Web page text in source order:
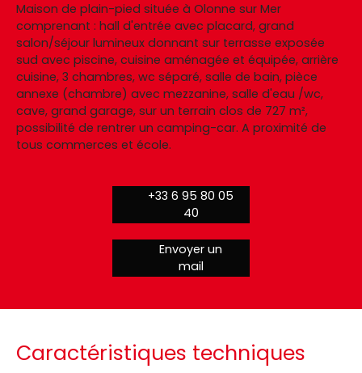
Maison de plain-pied située à Olonne sur Mer
comprenant : hall d'entrée avec placard, grand
salon/séjour lumineux donnant sur terrasse exposée
sud avec piscine, cuisine aménagée et équipée, arrière
cuisine, 3 chambres, wc séparé, salle de bain, pièce
annexe (chambre) avec mezzanine, salle d'eau /wc,
cave, grand garage, sur un terrain clos de 727 m²,
possibilité de rentrer un camping-car. A proximité de
tous commerces et école.
+33 6 95 80 05
40
Envoyer un
mail
Caractéristiques techniques